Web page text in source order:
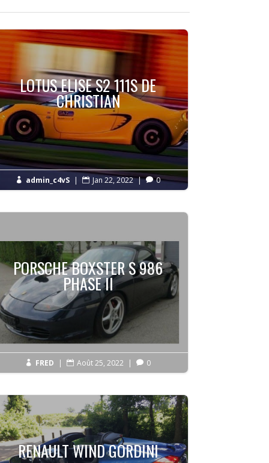
LOTUS ELISE S2 111S DE
CHRISTIAN
 admin_c4vS |  Jan 22, 2022 |  0
PORSCHE BOXSTER S 986
PHASE II
 FRED |  Août 25, 2022 |  0
RENAULT WIND GORDINI